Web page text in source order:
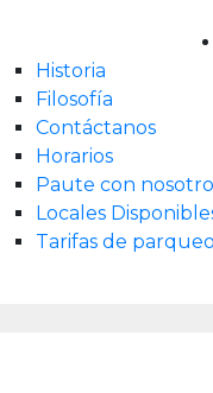
Historia
Filosofía
Contáctanos
Horarios
Paute con
Locales
Tarifas de parqueo